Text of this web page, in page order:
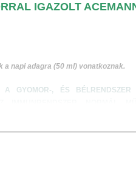
IGAZOLT
napi adagra (50 ml) vonatkoznak.
GYOMOR-, ÉS BÉLRENDSZER
SEGÍT FENNTARTANI A